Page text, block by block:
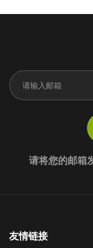
请将您的邮箱
友情链接